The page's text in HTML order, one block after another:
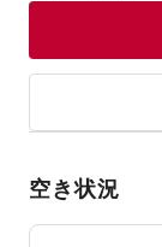
空き状況